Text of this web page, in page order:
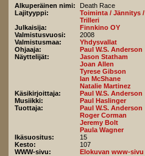
Alkuperäinen nimi:
Death Race
Lajityyppi:
Toiminta / Jännitys /
Trilleri
Julkaisija:
Finnkino OY
Valmistusvuosi:
2008
Valmistusmaa:
Yhdysvallat
Ohjaaja:
Paul W.S. Anderson
Näyttelijät:
Jason Statham
Joan Allen
Tyrese Gibson
Ian McShane
Natalie Martinez
Käsikirjoittaja:
Paul W.S. Anderson
Musiikki:
Paul Haslinger
Tuottaja:
Paul W.S. Anderson
Roger Corman
Jeremy Bolt
Paula Wagner
Ikäsuositus:
15
Kesto:
107
WWW-sivu:
Elokuvan www-sivu